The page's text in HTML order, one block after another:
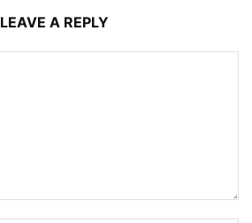
LEAVE A REPLY